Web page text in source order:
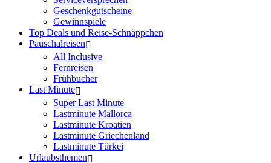
Geschenkgutscheine
Gewinnspiele
Top Deals und Reise-Schnäppchen
Pauschalreisen
All Inclusive
Fernreisen
Frühbucher
Last Minute
Super Last Minute
Lastminute Mallorca
Lastminute Kroatien
Lastminute Griechenland
Lastminute Türkei
Urlaubsthemen